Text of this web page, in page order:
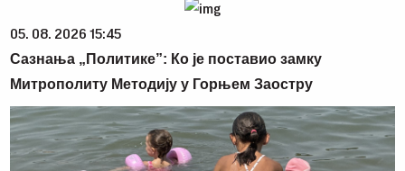
05. 08. 2026 15:45
Сазнања „Политике”: Ко је поставио замку
Митрополиту Методију у Горњем Заостру